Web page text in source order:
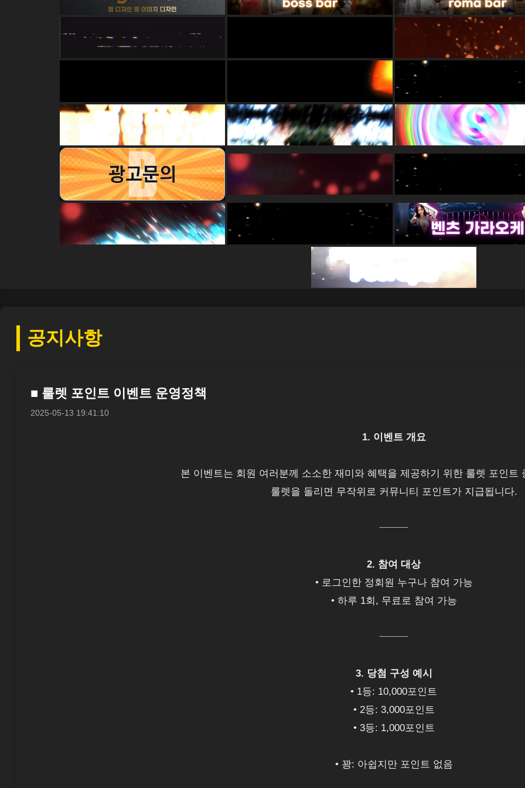
공지사항
■ 룰렛 포인트 이벤트 운영정책
2025-05-13 19:41:10
1. 이벤트 개요
본 이벤트는 회원 여러분께 소소한 재미와 혜택을 제공하기 위한 룰렛 포인트
룰렛을 돌리면 무작위로 커뮤니티 포인트가 지급됩니다.
⸻
2. 참여 대상
• 로그인한 정회원 누구나 참여 가능
• 하루 1회, 무료로 참여 가능
⸻
3. 당첨 구성 예시
• 1등: 10,000포인트
• 2등: 3,000포인트
• 3등: 1,000포인트
• 꽝: 아쉽지만 포인트 없음